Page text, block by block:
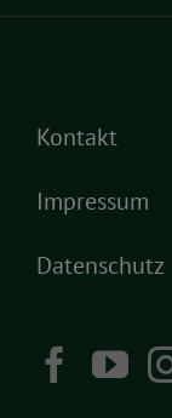
Kontakt
Impressum
Datenschutz